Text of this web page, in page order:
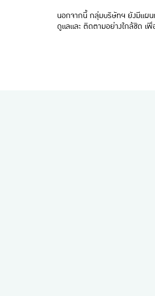
นอกจากนี้ กลุ่มบริษัทฯ ยังมีแผ
ดูแลและ ติดตามอย่างใกล้ชิด เ